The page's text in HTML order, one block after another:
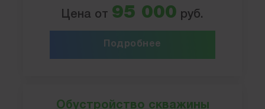
Цена от 95 000 руб.
Подробнее
Обустройство скважины